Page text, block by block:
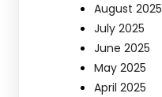
August 2025
July 2025
June 2025
May 2025
April 2025